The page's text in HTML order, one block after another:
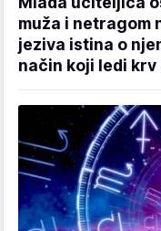
muža i netragom
jeziva istina o
način koji ledi krv